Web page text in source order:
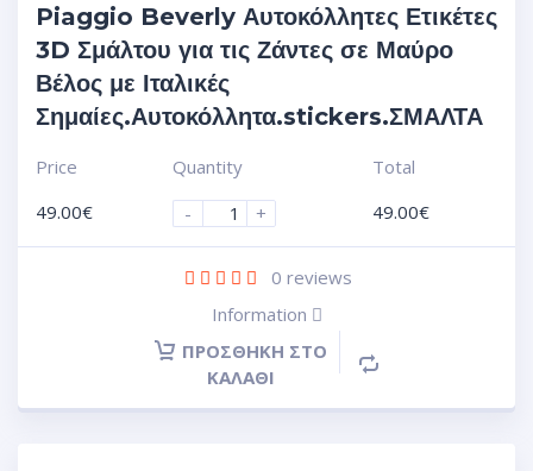
Piaggio Beverly Αυτοκόλλητες Ετικέτες
3D Σμάλτου για τις Ζάντες σε Μαύρο
Βέλος με Ιταλικές
Σημαίες.Αυτοκόλλητα.stickers.ΣΜΑΛΤΑ
Price
49.00€
Quantity
-
+
Total
49.00€
0 reviews
Information
ΠΡΟΣΘΉΚΗ ΣΤΟ
ΚΑΛΆΘΙ